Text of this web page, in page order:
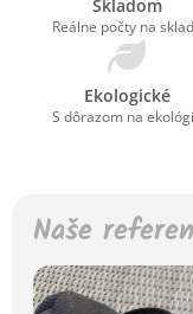
Skladom
Reálne počty na
Ekologické
S dôrazom na
Naše